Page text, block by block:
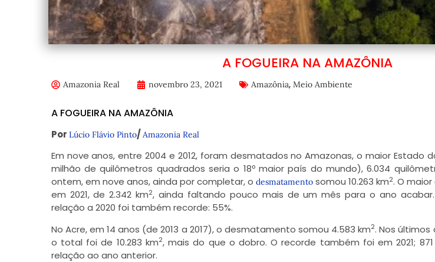
A FOGUEIRA NA AMAZÔNIA
Amazonia Real novembro 23, 2021 Amazônia, Meio Ambiente
A FOGUEIRA NA AMAZÔNIA
Por Lúcio Flávio Pinto/ Amazonia Real
Em nove anos, entre 2004 e 2012, foram desmatados no Amazonas, o maior Estado
milhão de quilômetros quadrados seria o 18º maior país do mundo), 6.034
ontem, em nove anos, ainda por completar, o desmatamentosomou 10.263 km2. O
em 2021, de 2.342 km2, ainda faltando pouco mais de um mês para o ano
relação a 2020 foi também recorde: 55%.
No Acre, em 14 anos (de 2013 a 2017), o desmatamento somou 4.583 km2. Nos últimos
o total foi de 10.283 km2, mais do que o dobro. O recorde também foi em 2021; 871
relação ao ano anterior.